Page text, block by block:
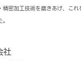
精密加工技術を磨きあげ、こ
社